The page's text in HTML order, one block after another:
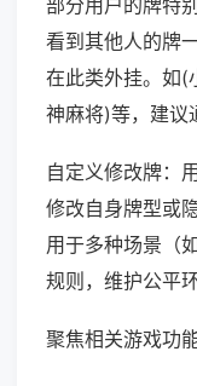
部分用户的牌特
看到其他人的牌
在此类外挂。如(
神麻将)等，建议
自定义修改牌：
修改自身牌型或
用于多种场景（
规则，维护公平环
聚焦相关游戏功